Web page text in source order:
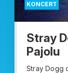
KONCERT
Stray
Pajolu
Stray Dogg